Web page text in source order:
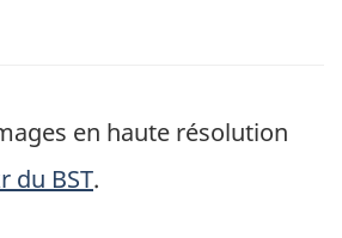
en haute résolution
du BST.